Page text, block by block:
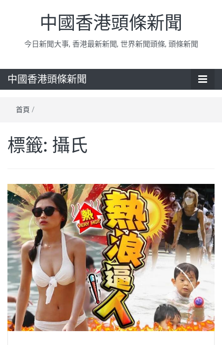
中國香港頭條新聞
今日新聞大事, 香港最新新聞, 世界新聞頭條, 頭條新聞
中國香港頭條新聞
首頁 /
標籤: 攝氏